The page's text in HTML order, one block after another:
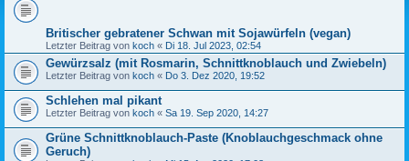
Britischer gebratener Schwan mit Sojawürfeln (vegan)
Letzter Beitrag von koch « Di 18. Jul 2023, 02:54
Gewürzsalz (mit Rosmarin, Schnittknoblauch und Zwiebeln)
Letzter Beitrag von koch « Do 3. Dez 2020, 19:52
Schlehen mal pikant
Letzter Beitrag von koch « Sa 19. Sep 2020, 14:27
Grüne Schnittknoblauch-Paste (Knoblauchgeschmack ohne
Geruch)